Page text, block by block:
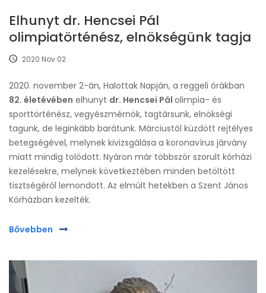
Elhunyt dr. Hencsei Pál
olimpiatörténész, elnökségünk tagja
2020 Nov 02
2020. november 2-án, Halottak Napján, a reggeli órákban
82. életévében elhunyt dr. Hencsei Pál olimpia- és
sporttörténész, vegyészmérnök, tagtársunk, elnökségi
tagunk, de leginkább barátunk. Márciustól küzdött rejtélyes
betegségével, melynek kivizsgálása a koronavírus járvány
miatt mindig tolódott. Nyáron már többször szorult kórházi
kezelésekre, melynek következtében minden betöltött
tisztségéről lemondott. Az elmúlt hetekben a Szent János
Kórházban kezelték.
Bővebben